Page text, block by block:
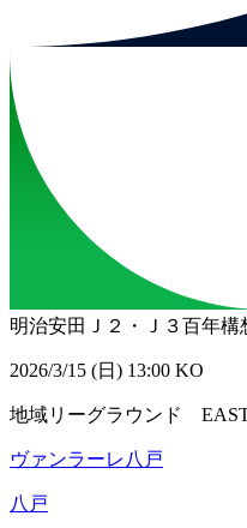
明治安田Ｊ２・Ｊ３百年構
2026/3/15 (日) 13:00 KO
地域リーグラウンド
ヴァンラーレ八戸
八戸